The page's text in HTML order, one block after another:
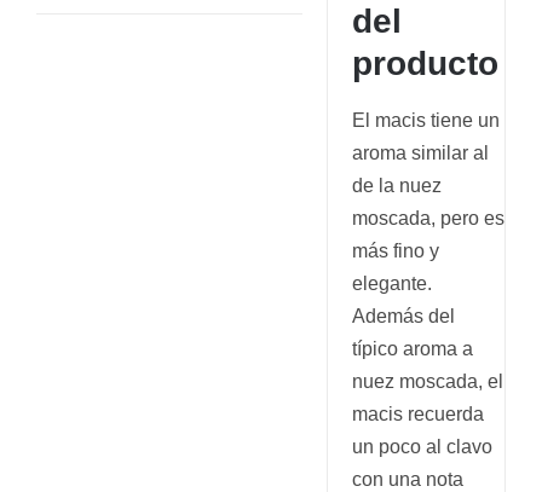
del
producto
El macis tiene un
aroma similar al
de la nuez
moscada, pero es
más fino y
elegante.
Además del
típico aroma a
nuez moscada, el
macis recuerda
un poco al clavo
con una nota